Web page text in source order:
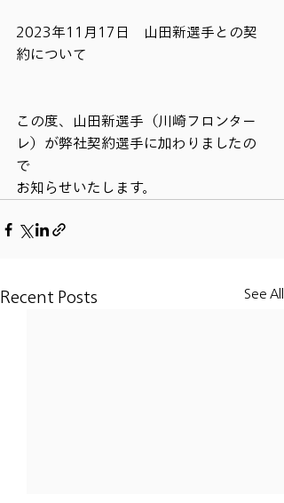
2023年11月17日　山田新選手との契
約について
この度、山田新選手（川崎フロンター
レ）が弊社契約選手に加わりましたの
で
お知らせいたします。
Recent Posts See All